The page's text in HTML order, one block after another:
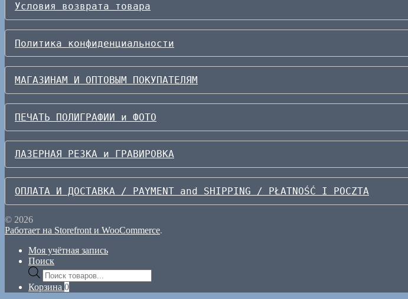
Условия возврата товара
Политика конфиденциальности
МАГАЗИНАМ И ОПТОВЫМ ПОКУПАТЕЛЯМ
ПЕЧАТЬ ПОЛИГРАФИИ и ФОТО
ЛАЗЕРНАЯ РЕЗКА и ГРАВИРОВКА
ОПЛАТА И ДОСТАВКА / PAYMENT and SHIPPING / PŁATNOŚĆ I POCZTA
© 2026
Работает на Storefront и WooCommerce.
Моя учётная запись
Поиск
Поиск
товаров
Корзина 0